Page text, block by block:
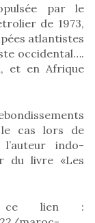
par le
de 1973,
atlantistes
occidental….
et en Afrique
le cas lors de
indo-
du livre «Les
ce lien :